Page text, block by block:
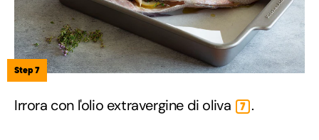
Step 7
Irrora con l'olio extravergine di oliva 7 .